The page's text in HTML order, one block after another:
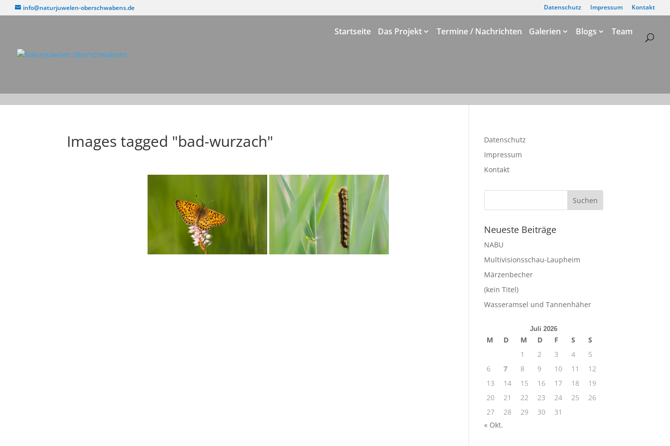
info@naturjuwelen-oberschwabens.de Datenschutz Impressum Kontakt
Startseite Das Projekt Termine / Nachrichten Galerien Blogs Team
Images tagged "bad-wurzach"
Datenschutz
Impressum
Kontakt
Neueste Beiträge
NABU
Multivisionsschau-Laupheim
Märzenbecher
(kein Titel)
Wasseramsel und Tannenhäher
Juli 2026
M D M D F S
S
1
2 3 4
5
6
7 8 9 10 11
12
13
14 15 16 17 18
19
20
21 22 23 24 25
26
27
28 29 30
31
« Okt.